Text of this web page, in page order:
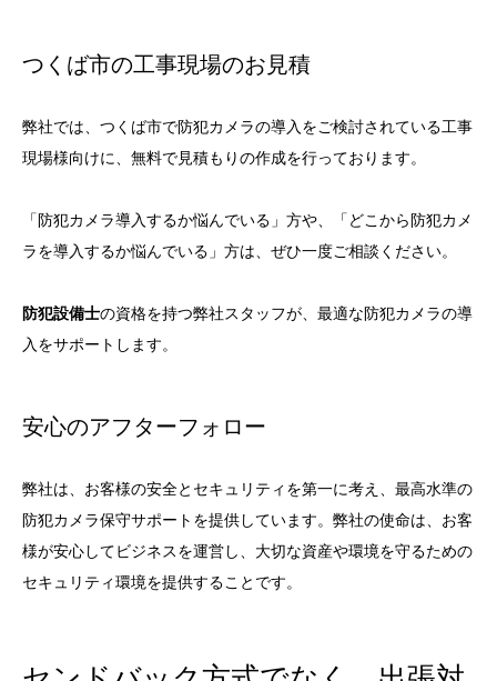
つくば市の工事現場のお見積
弊社では、つくば市で防犯カメラの導入をご検討されている工事
現場様向けに、無料で見積もりの作成を行っております。
「防犯カメラ導入するか悩んでいる」方や、「どこから防犯カメ
ラを導入するか悩んでいる」方は、ぜひ一度ご相談ください。
防犯設備士の資格を持つ弊社スタッフが、最適な防犯カメラの導
入をサポートします。
安心のアフターフォロー
弊社は、お客様の安全とセキュリティを第一に考え、最高水準の
防犯カメラ保守サポートを提供しています。弊社の使命は、お客
様が安心してビジネスを運営し、大切な資産や環境を守るための
セキュリティ環境を提供することです。